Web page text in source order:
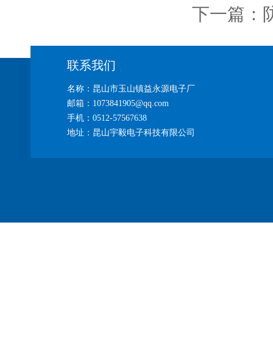
下一篇：
联系我们
名称：昆山市玉山镇益永源电子厂
邮箱：1073841905@qq.com
手机：0512-57567638
地址：昆山宇毅电子科技有限公司